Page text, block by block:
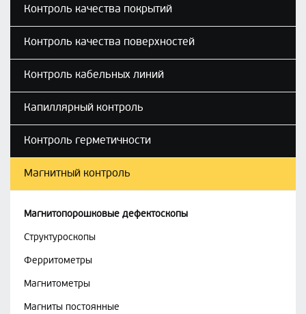
Контроль качества покрытий
Контроль качества поверхностей
Контроль кабельных линий
Капиллярный контроль
Контроль герметичности
Магнитный контроль
Магнитопорошковые дефектоскопы
Структуроскопы
Ферритометры
Магнитометры
Магниты постоянные